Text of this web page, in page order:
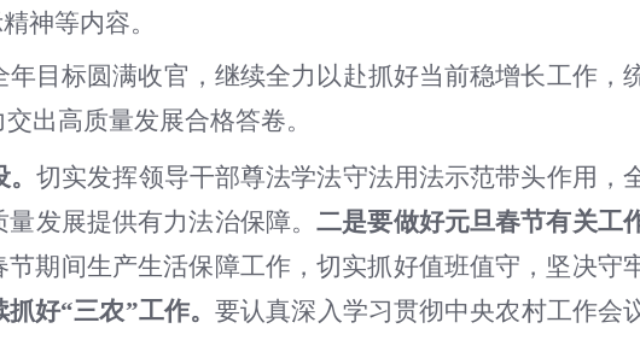
神等内容。
目标圆满收官，继续全力以赴抓好当前稳增长工作，
出高质量发展合格答卷。
切实发挥领导干部尊法学法守法用法示范带头作用，
量发展提供有力法治保障。二是要做好元旦春节有关工
期间生产生活保障工作，切实抓好值班值守，坚决守
抓好“三农”工作。要认真深入学习贯彻中央农村工作会